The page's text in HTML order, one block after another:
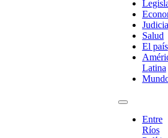
Salud
El país
Latina
Entre
Ríos
¡Ponete en